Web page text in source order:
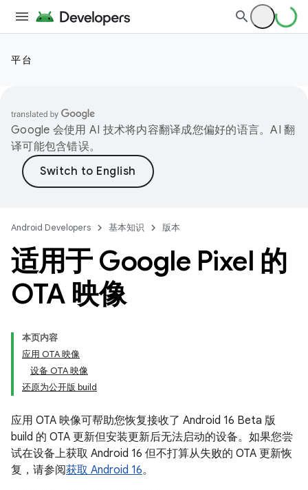
平台
Google 会使用 AI 技术将内容翻译成您偏好的语言。AI 翻
译可能包含错误。
Android Developers 基本知识 版本
适用于 Google Pixel 的
OTA 映像
本页内容
应用 OTA 映像
设备 OTA 映像
还原为公开版 build
应用 OTA 映像可帮助您恢复接收了 Android 16 Beta 版
build 的 OTA 更新但安装更新后无法启动的设备。如果您尝
试在设备上获取 Android 16 但不打算从失败的 OTA 更新恢
复，请参阅获取 Android 16。